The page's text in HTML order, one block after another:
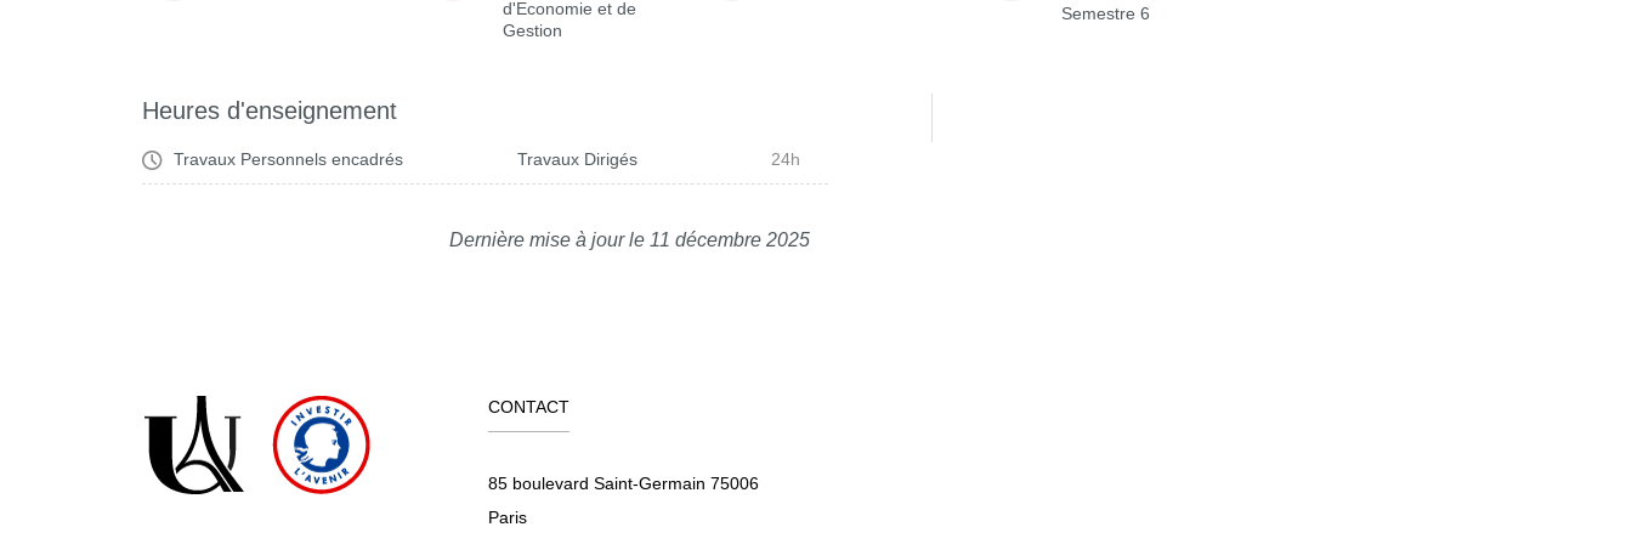
d'Economie et de
Gestion
Semestre 6
Heures d'enseignement
Travaux Personnels encadrés Travaux Dirigés 24h
Dernière mise à jour le 11 décembre 2025
CONTACT
85 boulevard Saint-Germain 75006
Paris